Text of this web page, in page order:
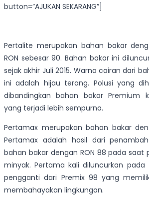
button=”AJUKAN SEKARANG”]
Pertalite merupakan bahan bakar
RON sebesar 90. Bahan bakar ini
sejak akhir Juli 2015. Warna cairan dari
ini adalah hijau terang. Polusi yang
dibandingkan bahan bakar Premium
yang terjadi lebih sempurna.
Pertamax merupakan bahan bakar
Pertamax adalah hasil dari
bahan bakar dengan RON 88 pada saat
minyak. Pertama kali diluncurkan pada
pengganti dari Premix 98 yang
membahayakan lingkungan.